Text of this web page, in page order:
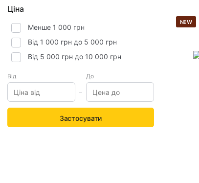
Ціна
Менше 1 000 грн
Від 1 000 грн до 5 000 грн
Від 5 000 грн до 10 000 грн
Від До
Застосувати
NEW